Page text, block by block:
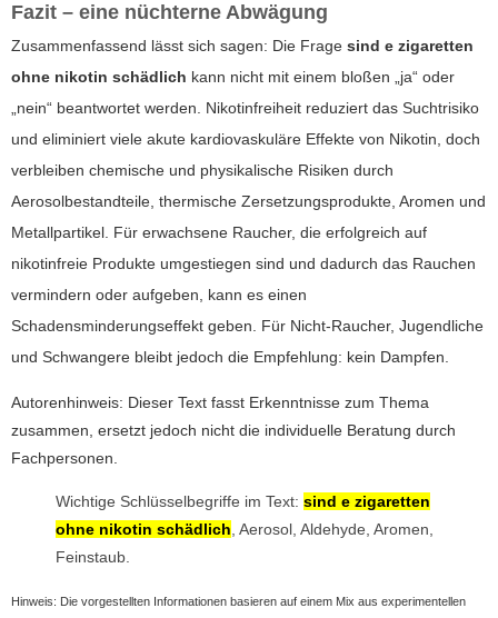
Fazit – eine nüchterne Abwägung
Zusammenfassend lässt sich sagen: Die Frage sind e zigaretten
ohne nikotin schädlich kann nicht mit einem bloßen „ja“ oder
„nein“ beantwortet werden. Nikotinfreiheit reduziert das Suchtrisiko
und eliminiert viele akute kardiovaskuläre Effekte von Nikotin, doch
verbleiben chemische und physikalische Risiken durch
Aerosolbestandteile, thermische Zersetzungsprodukte, Aromen und
Metallpartikel. Für erwachsene Raucher, die erfolgreich auf
nikotinfreie Produkte umgestiegen sind und dadurch das Rauchen
vermindern oder aufgeben, kann es einen
Schadensminderungseffekt geben. Für Nicht-Raucher, Jugendliche
und Schwangere bleibt jedoch die Empfehlung: kein Dampfen.
Autorenhinweis: Dieser Text fasst Erkenntnisse zum Thema
zusammen, ersetzt jedoch nicht die individuelle Beratung durch
Fachpersonen.
Wichtige Schlüsselbegriffe im Text: sind e zigaretten
ohne nikotin schädlich, Aerosol, Aldehyde, Aromen,
Feinstaub.
Hinweis: Die vorgestellten Informationen basieren auf einem Mix aus experimentellen